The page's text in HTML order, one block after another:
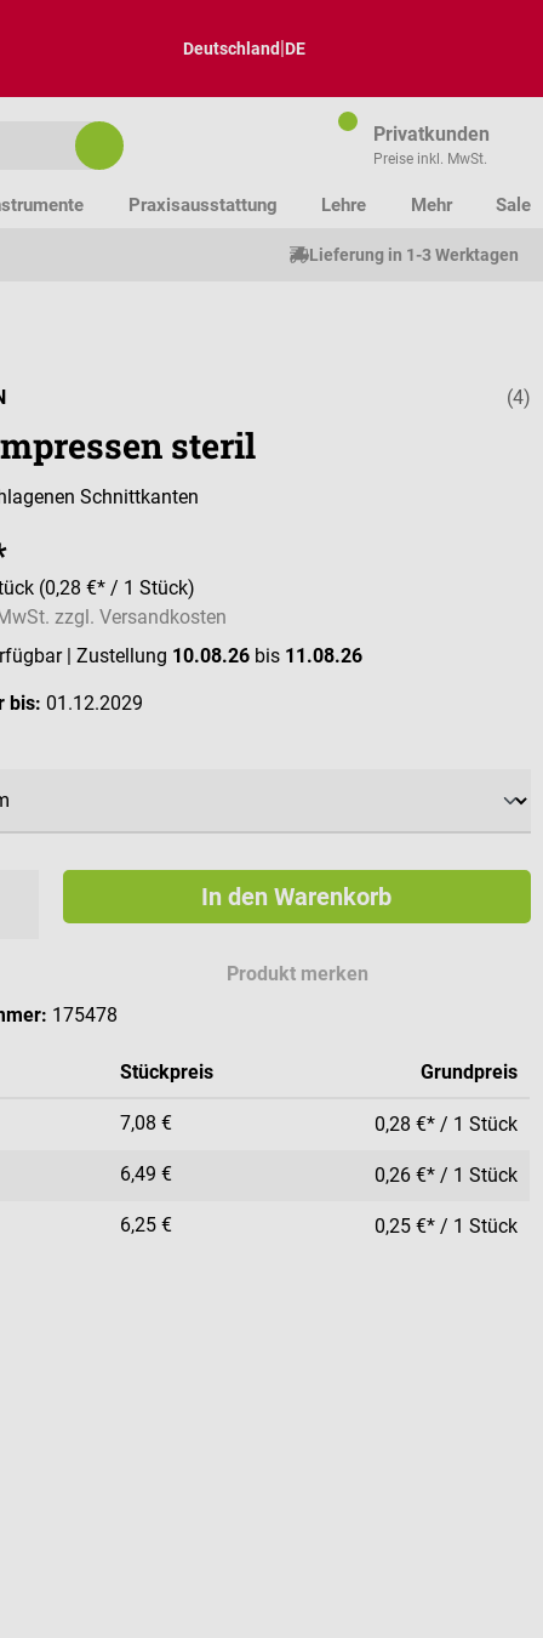
Deutschland|DE
Privatkunden
Preise inkl. MwSt.
Praxisausstattung Lehre Mehr Sale
Lieferung in 1-3 Werktagen
(4)
steril
Schnittkanten
(0,28 €* / 1 Stück)
zzgl. Versandkosten
| Zustellung 10.08.26 bis 11.08.26
bis: 01.12.2029
In den Warenkorb
Produkt merken
175478
Stückpreis Grundpreis
7,08 € 0,28 €* / 1 Stück
6,49 € 0,26 €* / 1 Stück
6,25 € 0,25 €* / 1 Stück